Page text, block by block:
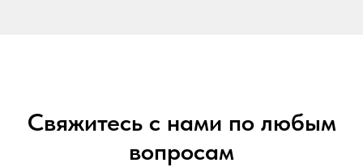
Свяжитесь с нами по любым
вопросам